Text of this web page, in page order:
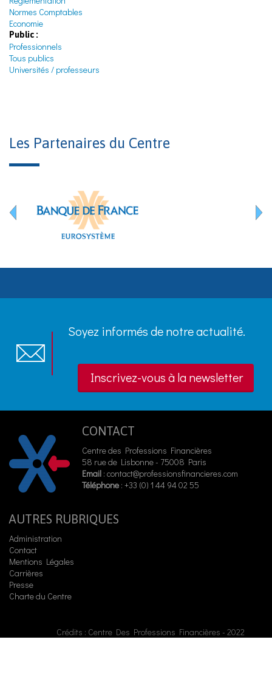
Normes Comptables
Economie
Public :
Professionnels
Tous publics
Universités / professeurs
Les Partenaires du Centre
Soyez informés de notre actualité.
Inscrivez-vous à la newsletter
CONTACT
Centre des Professions Financières
58 rue de Lisbonne - 75008 Paris
Email : contact@professionsfinancieres.com
Téléphone : +33 (0) 1 44 94 02 55
AUTRES RUBRIQUES
Administration
Contact
Mentions Légales
Carrières
Presse
Charte du Centre
Crédits : Centre Des Professions Financières - 2022